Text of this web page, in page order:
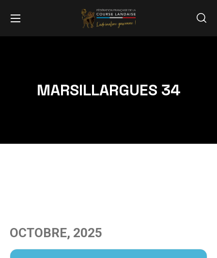
MARSILLARGUES 34
OCTOBRE, 2025